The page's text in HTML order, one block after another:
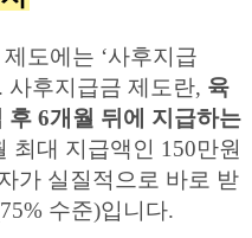
도에는 ‘사후지급
사후지급금 제도란, 육
6개월 뒤에 지급하는
최대 지급액인 150만원
가 실질적으로 바로 받
수준)입니다.